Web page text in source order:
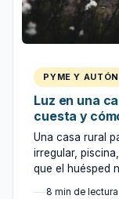
PYME Y
Luz en una
cuesta y
Una casa rural
irregular,
que el huésped
8 min de lectura